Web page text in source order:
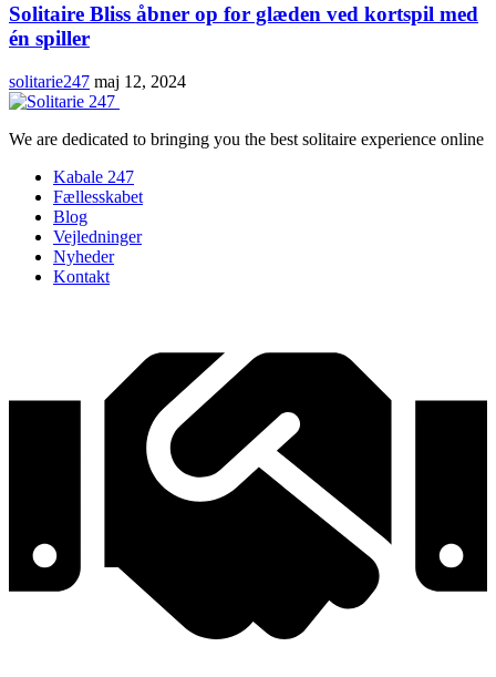
Solitaire Bliss åbner op for glæden ved kortspil med
én spiller
solitarie247 maj 12, 2024
We are dedicated to bringing you the best solitaire experience online
Kabale 247
Fællesskabet
Blog
Vejledninger
Nyheder
Kontakt